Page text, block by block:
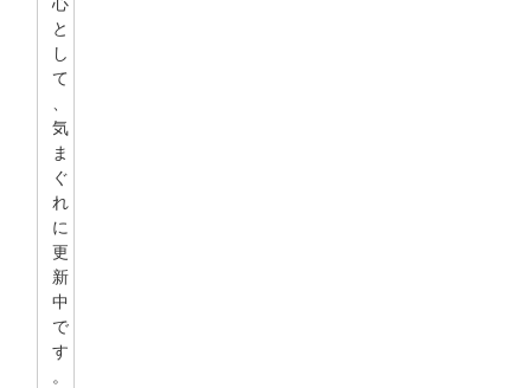
と
し
て
、
気
ま
ぐ
れ
に
更
新
中
で
す
。